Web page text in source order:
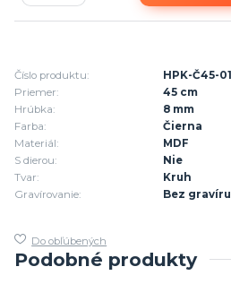
Číslo produktu:
HPK-Č45-01
Priemer:
45 cm
Hrúbka:
8 mm
Farba:
Čierna
Materiál:
MDF
S dierou:
Nie
Tvar:
Kruh
Gravírovanie:
Bez gravíru
Do obľúbených
Podobné produkty